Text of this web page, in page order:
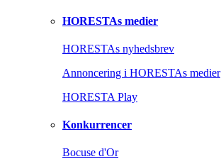
HORESTAs medier
HORESTAs nyhedsbrev
Annoncering i HORESTAs medier
HORESTA Play
Konkurrencer
Bocuse d'Or